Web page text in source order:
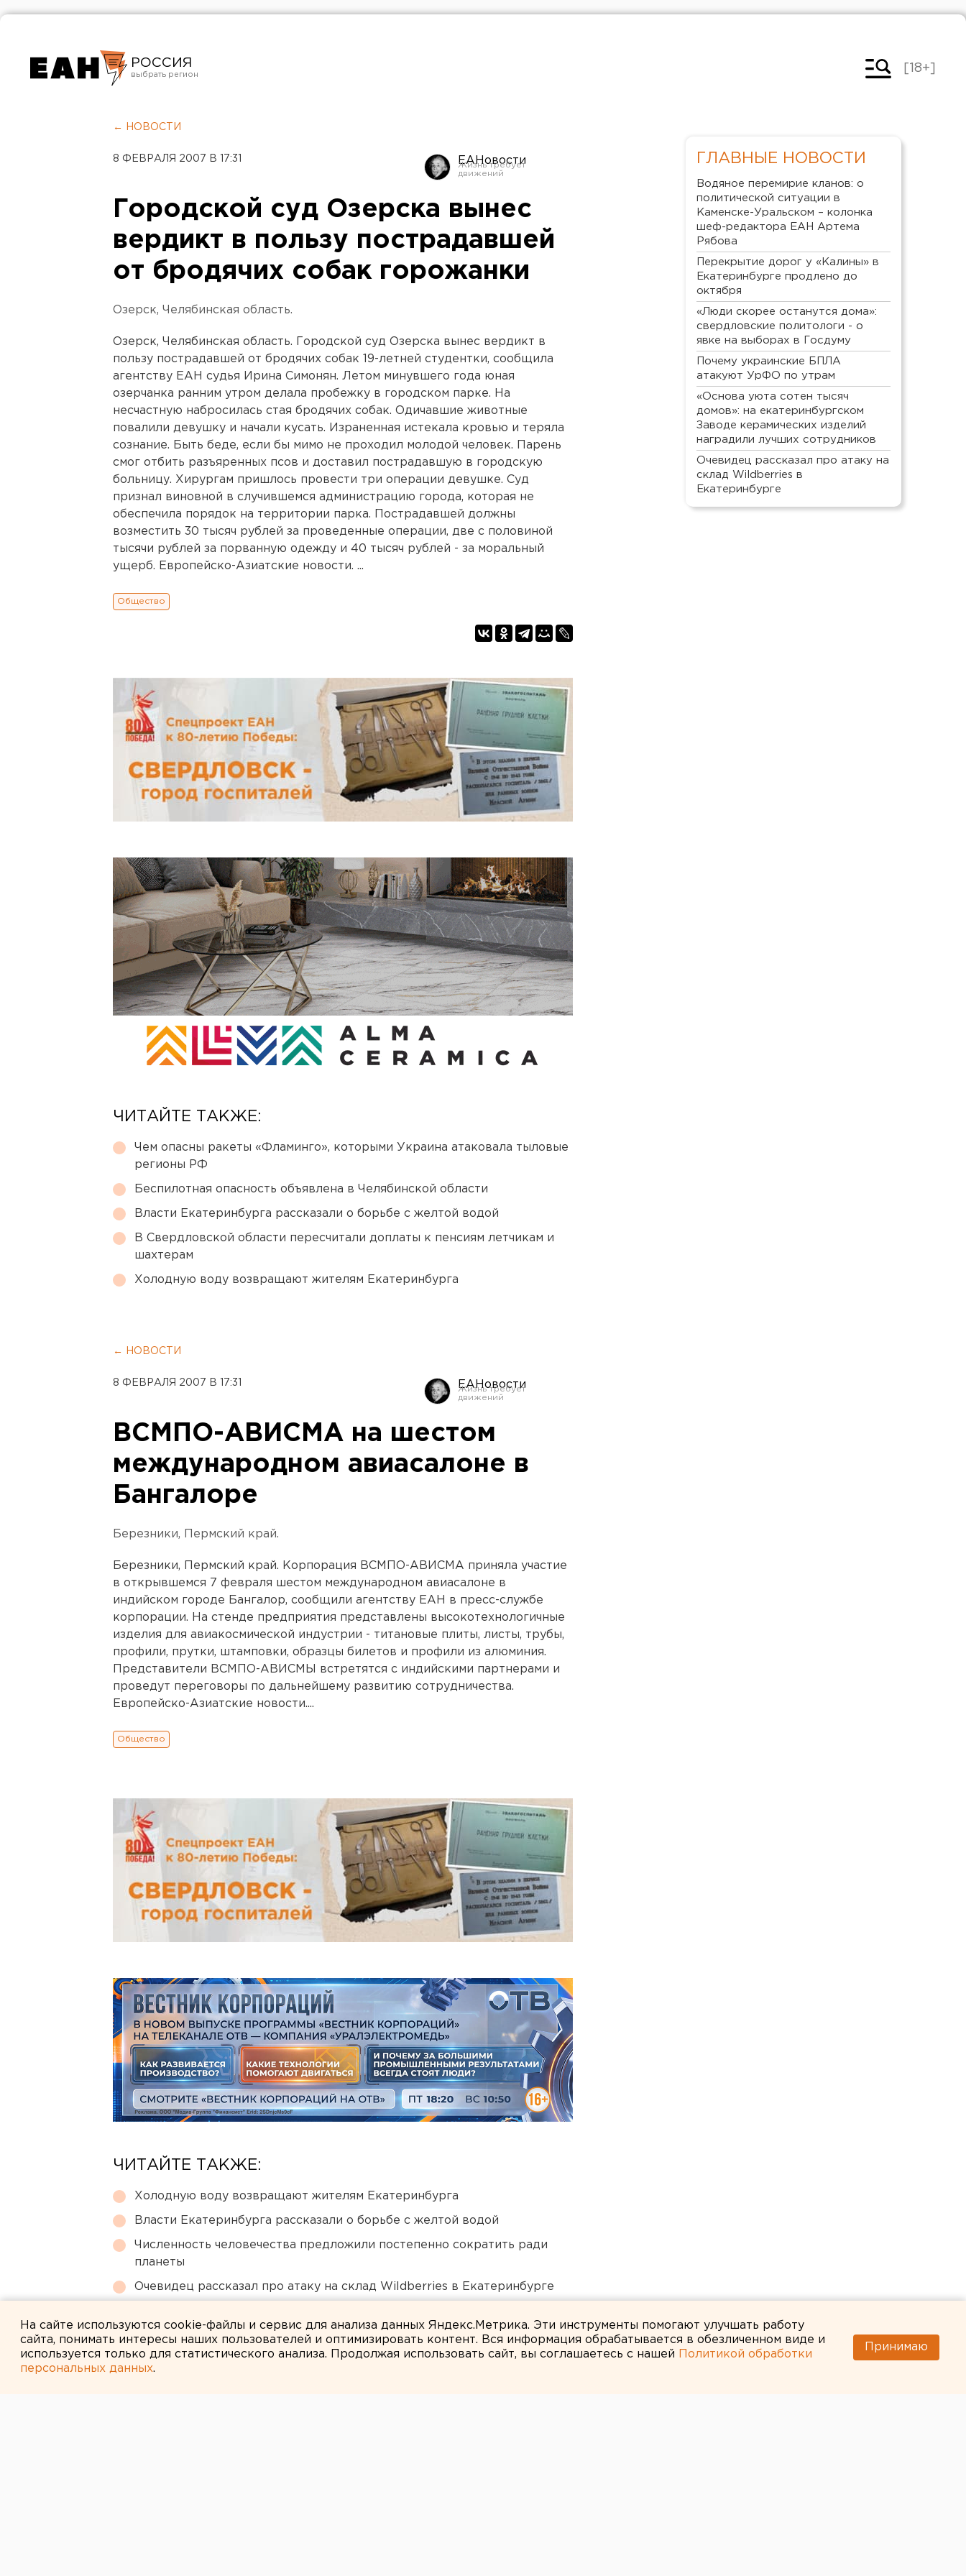
РОССИЯ
Челябинск
[18+]
← НОВОСТИ
8 ФЕВРАЛЯ 2007 В 17:31 ЕАНовости
Городской суд Озерска вынес
вердикт в пользу пострадавшей
от бродячих собак горожанки
Озерск, Челябинская область.
Озерск, Челябинская область. Городской суд Озерска вынес вердикт в
пользу пострадавшей от бродячих собак 19-летней студентки, сообщила
агентству ЕАН судья Ирина Симонян. Летом минувшего года юная
озерчанка ранним утром делала пробежку в городском парке. На
несчастную набросилась стая бродячих собак. Одичавшие животные
повалили девушку и начали кусать. Израненная истекала кровью и теряла
сознание. Быть беде, если бы мимо не проходил молодой человек. Парень
смог отбить разъяренных псов и доставил пострадавшую в городскую
больницу. Хирургам пришлось провести три операции девушке. Суд
признал виновной в случившемся администрацию города, которая не
обеспечила порядок на территории парка. Пострадавшей должны
возместить 30 тысяч рублей за проведенные операции, две с половиной
тысячи рублей за порванную одежду и 40 тысяч рублей - за моральный
ущерб. Европейско-Азиатские новости. ...
Общество
ЧИТАЙТЕ ТАКЖЕ:
Чем опасны ракеты «Фламинго», которыми Украина атаковала тыловые
регионы РФ
Беспилотная опасность объявлена в Челябинской области
Власти Екатеринбурга рассказали о борьбе с желтой водой
В Свердловской области пересчитали доплаты к пенсиям летчикам и
шахтерам
Холодную воду возвращают жителям Екатеринбурга
← НОВОСТИ
8 ФЕВРАЛЯ 2007 В 17:31 ЕАНовости
ВСМПО-АВИСМА на шестом
международном авиасалоне в
Бангалоре
Березники, Пермский край.
Березники, Пермский край. Корпорация ВСМПО-АВИСМА приняла участие
в открывшемся 7 февраля шестом международном авиасалоне в
индийском городе Бангалор, сообщили агентству ЕАН в пресс-службе
корпорации. На стенде предприятия представлены высокотехнологичные
изделия для авиакосмической индустрии - титановые плиты, листы, трубы,
профили, прутки, штамповки, образцы билетов и профили из алюминия.
Представители ВСМПО-АВИСМЫ встретятся с индийскими партнерами и
проведут переговоры по дальнейшему развитию сотрудничества.
Европейско-Азиатские новости....
Общество
ЧИТАЙТЕ ТАКЖЕ:
Холодную воду возвращают жителям Екатеринбурга
Власти Екатеринбурга рассказали о борьбе с желтой водой
Численность человечества предложили постепенно сократить ради
планеты
Очевидец рассказал про атаку на склад Wildberries в Екатеринбурге
ГЛАВНЫЕ НОВОСТИ
Водяное перемирие кланов: о
политической ситуации в
Каменске-Уральском – колонка
шеф-редактора ЕАН Артема
Рябова
Перекрытие дорог у «Калины» в
Екатеринбурге продлено до
октября
«Люди скорее останутся дома»:
свердловские политологи - о
явке на выборах в Госдуму
Почему украинские БПЛА
атакуют УрФО по утрам
«Основа уюта сотен тысяч
домов»: на екатеринбургском
Заводе керамических изделий
наградили лучших сотрудников
Очевидец рассказал про атаку на
склад Wildberries в
Екатеринбурге
На сайте используются cookie-файлы и сервис для анализа данных Яндекс.Метрика. Эти инструменты помогают улучшать работу
сайта, понимать интересы наших пользователей и оптимизировать контент. Вся информация обрабатывается в обезличенном виде и
используется только для статистического анализа. Продолжая использовать сайт, вы соглашаетесь с нашей
Политикой обработки
персональных данных.
Принимаю